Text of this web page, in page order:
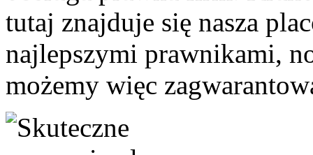
tutaj znajduje się nasza
najlepszymi prawnikami,
możemy więc